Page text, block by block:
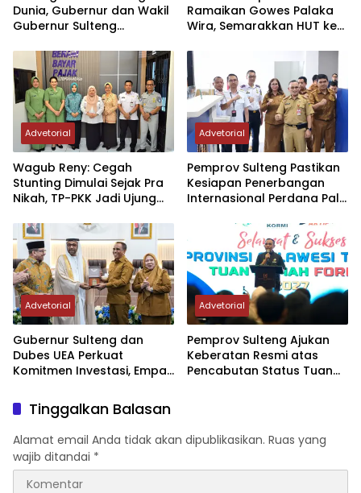
Dunia, Gubernur dan Wakil
Gubernur Sulteng
Perdana Internasional
Palu-Guangzhou
Ramaikan Gowes Palaka
Wira, Semarakkan HUT ke-1
Advetorial
Wagub Reny: Cegah
Stunting Dimulai Sejak Pra
Nikah, TP-PKK Jadi Ujung
Advetorial
Pemprov Sulteng Pastikan
Kesiapan Penerbangan
Internasional Perdana Palu
Advetorial
Gubernur Sulteng dan
Dubes UEA Perkuat
Komitmen Investasi, Empat
Advetorial
Pemprov Sulteng Ajukan
Keberatan Resmi atas
Pencabutan Status Tuan
Tinggalkan Balasan
Alamat email Anda tidak akan dipublikasikan. Ruas yang
wajib ditandai *